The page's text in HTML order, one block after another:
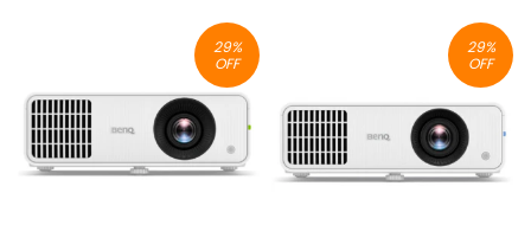
29%
OFF
29%
OFF